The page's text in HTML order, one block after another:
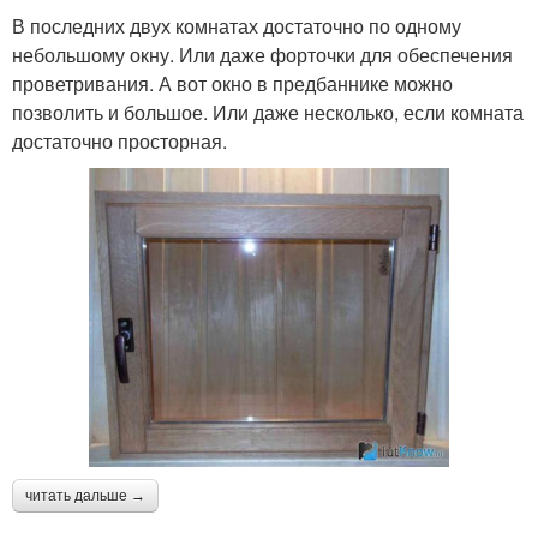
В последних двух комнатах достаточно по одному
небольшому окну. Или даже форточки для обеспечения
проветривания. А вот окно в предбаннике можно
позволить и большое. Или даже несколько, если комната
достаточно просторная.
читать дальше →